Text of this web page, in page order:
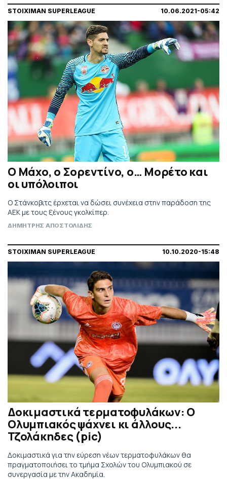
STOIXIMAN SUPERLEAGUE 10.06.2021-05:42
Ο Μάχο, ο Σορεντίνο, ο… Μορέτο και
οι υπόλοιποι
Ο Στάνκοβιτς έρχεται να δώσει συνέχεια στην παράδοση της
ΑΕΚ με τους ξένους γκολκίπερ.
ΔΗΜΗΤΡΗΣ ΑΠΟΣΤΟΛΙΔΗΣ
STOIXIMAN SUPERLEAGUE 10.10.2020-15:48
Δοκιμαστικά τερματοφυλάκων: Ο
Ολυμπιακός ψάχνει κι άλλους...
Τζολάκηδες (pic)
Δοκιμαστικά για την εύρεση νέων τερματοφυλάκων θα
πραγματοποιήσει το τμήμα Σχολών του Ολυμπιακού σε
συνεργασία με την Ακαδημία.